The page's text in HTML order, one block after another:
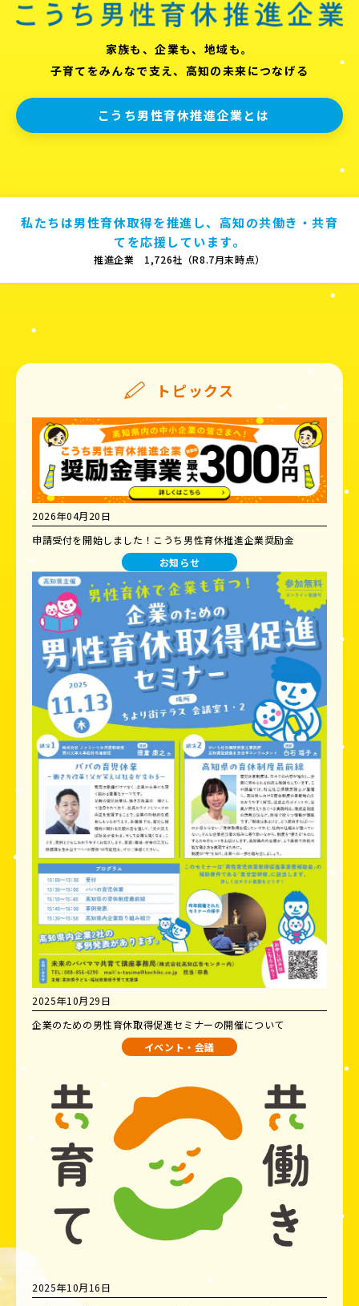
家族も、企業も、地域も。
子育てをみんなで支え、高知の未来につなげる
こうち男性育休推進企業とは
私たちは男性育休取得を推進し、高知の共働き・共育
てを応援しています。
推進企業 1,726社（R8.7月末時点）
トピックス
2026年04月20日
申請受付を開始しました！こうち男性育休推進企業奨励金
お知らせ
2025年10月29日
企業のための男性育休取得促進セミナーの開催について
イベント・会議
2025年10月16日